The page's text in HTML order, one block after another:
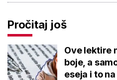
Pročitaj još
Ove lektire
boje, a
eseja i to